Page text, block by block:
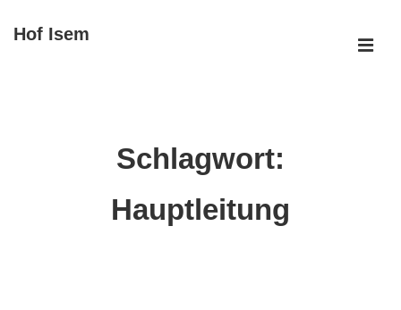
ZumHof Isem
Schlagwort:
Hauptleitung